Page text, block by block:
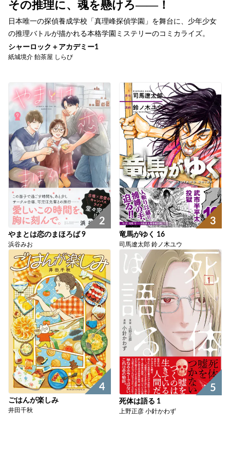
その推理に、魂を懸けろ――！
日本唯一の探偵養成学校「真理峰探偵学園」を舞台に、少年少女
の推理バトルが描かれる本格学園ミステリーのコミカライズ。
シャーロック＋アカデミー1
紙城境介 飴茶屋 しらび
2
やまとは恋のまほろば 9
浜谷みお
3
竜馬がゆく 16
司馬遼太郎 鈴ノ木ユウ
4
ごはんが楽しみ
井田千秋
5
死体は語る 1
上野正彦 小針かわず